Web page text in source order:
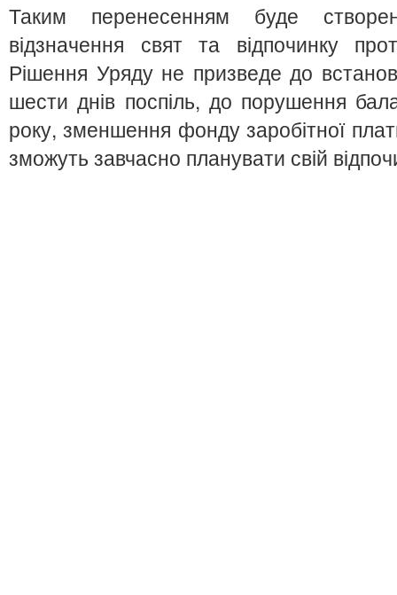
Таким перенесенням буде
відзначення свят та відпочинку
Рішення Уряду не призведе до
шести днів поспіль, до порушення
року, зменшення фонду заробітної
зможуть завчасно планувати свій